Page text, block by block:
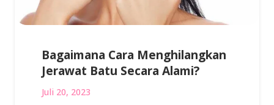
Bagaimana Cara Menghilangkan
Jerawat Batu Secara Alami?
Juli 20, 2023